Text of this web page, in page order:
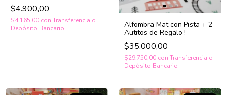
$4.900,00
$4.165,00 con Transferencia o
Depósito Bancario
Alfombra Mat con Pista + 2
Autitos de Regalo !
$35.000,00
$29.750,00 con Transferencia o
Depósito Bancario